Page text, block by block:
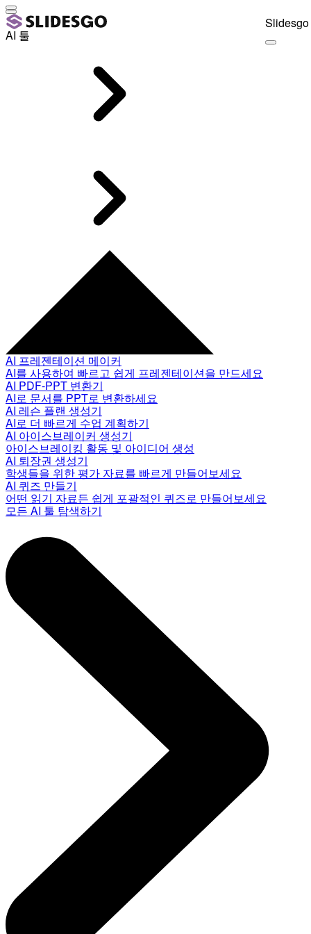
AI 툴
AI 프레젠테이션 메이커
AI를 사용하여 빠르고 쉽게 프레젠테이션을 만드세요
AI PDF-PPT 변환기
AI로 문서를 PPT로 변환하세요
AI 레슨 플랜 생성기
AI로 더 빠르게 수업 계획하기
AI 아이스브레이커 생성기
아이스브레이킹 활동 및 아이디어 생성
AI 퇴장권 생성기
학생들을 위한 평가 자료를 빠르게 만들어보세요
AI 퀴즈 만들기
어떤 읽기 자료든 쉽게 포괄적인 퀴즈로 만들어보세요
모든 AI 툴 탐색하기